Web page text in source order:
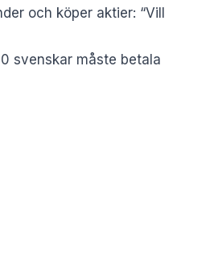
och köper aktier: “Vill
svenskar måste betala